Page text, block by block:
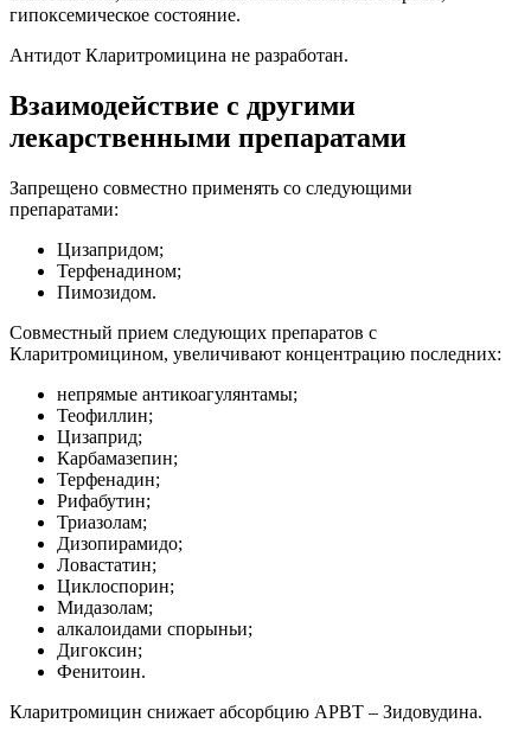
гипоксемическое состояние.
Антидот Кларитромицина не разработан.
Взаимодействие с другими
лекарственными препаратами
Запрещено совместно применять со следующими
препаратами:
Цизапридом;
Терфенадином;
Пимозидом.
Совместный прием следующих препаратов с
Кларитромицином, увеличивают концентрацию последних:
непрямые антикоагулянтамы;
Теофиллин;
Цизаприд;
Карбамазепин;
Терфенадин;
Рифабутин;
Триазолам;
Дизопирамидо;
Ловастатин;
Циклоспорин;
Мидазолам;
алкалоидами спорыньи;
Дигоксин;
Фенитоин.
Кларитромицин снижает абсорбцию АРВТ – Зидовудина.